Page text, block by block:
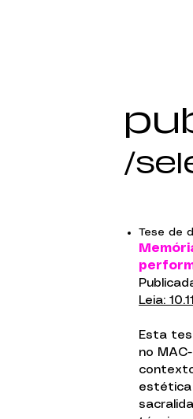
/
Tese de
Leia:
Esta
no
estética